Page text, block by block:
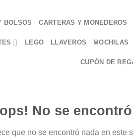
BOLSOS CARTERAS Y MONEDEROS
LEGO LLAVEROS MOCHILAS
CUPÓN DE
No se
que no se encontró nada en este